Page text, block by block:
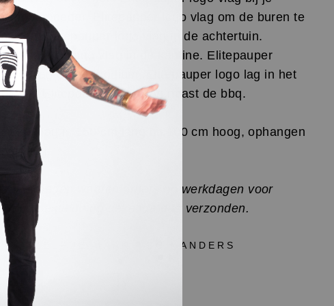
schoonmoeder.
Elitepauper logo vlag om de buren te
sarren.
Elitepauper logo
in de achtertuin.
Elitepauper logo
in de kantine. Elitepauper
logo vlagop het podium. Elitepauper logo lag in het
uitvak.
Elitepauper logovlag naast de bbq.
Deze vlag is 150 cm lang bij 100 cm hoog, ophangen
dat ding.
Vanaf heden worden orders op werkdagen voor
15:00 besteld nog dezelfde dag verzonden.
HET ZELFDE MAAR TOCH ANDERS